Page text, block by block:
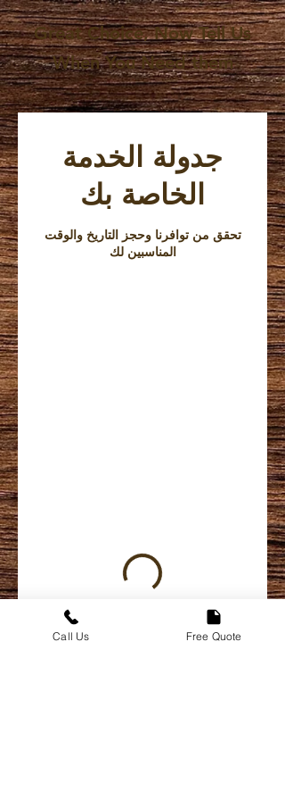
Great Choice, Now Tell Us
When You Need them
جدولة الخدمة
الخاصة بك
تحقق من توافرنا وحجز التاريخ والوقت
المناسبين لك
Call Us Free Quote